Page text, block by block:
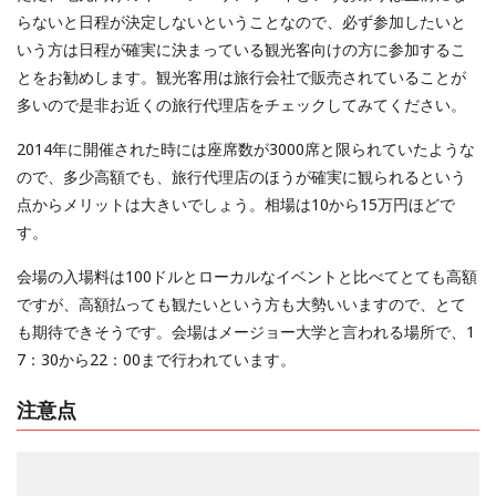
らないと日程が決定しないということなので、必ず参加したいと
いう方は日程が確実に決まっている観光客向けの方に参加するこ
とをお勧めします。観光客用は旅行会社で販売されていることが
多いので是非お近くの旅行代理店をチェックしてみてください。
2014年に開催された時には座席数が3000席と限られていたような
ので、多少高額でも、旅行代理店のほうが確実に観られるという
点からメリットは大きいでしょう。相場は10から15万円ほどで
す。
会場の入場料は100ドルとローカルなイベントと比べてとても高額
ですが、高額払っても観たいという方も大勢いいますので、とて
も期待できそうです。会場はメージョー大学と言われる場所で、1
7：30から22：00まで行われています。
注意点